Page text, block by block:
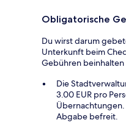
Obligatorische
Du wirst darum
Unterkunft beim
Gebühren
Die
3.00 EUR pro
Abgabe befreit.